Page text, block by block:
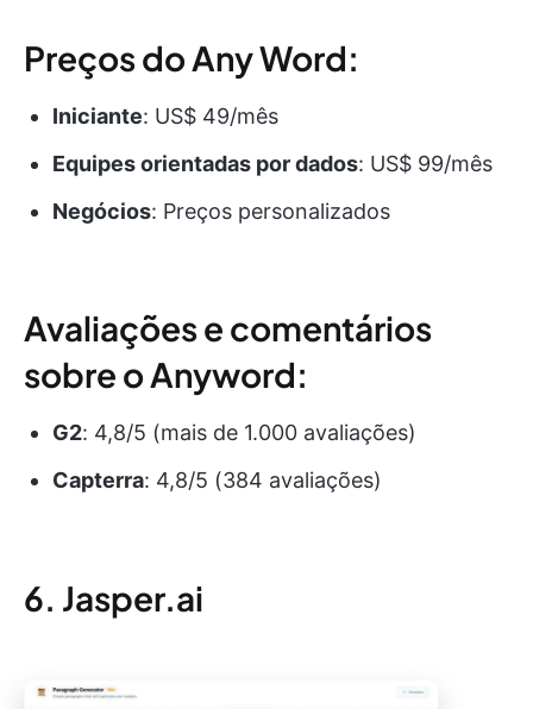
Preços do Any Word:
Iniciante: US$ 49/mês
Equipes orientadas por dados: US$ 99/mês
Negócios: Preços personalizados
Avaliações e comentários
sobre o Anyword:
G2: 4,8/5 (mais de 1.000 avaliações)
Capterra: 4,8/5 (384 avaliações)
6. Jasper.ai